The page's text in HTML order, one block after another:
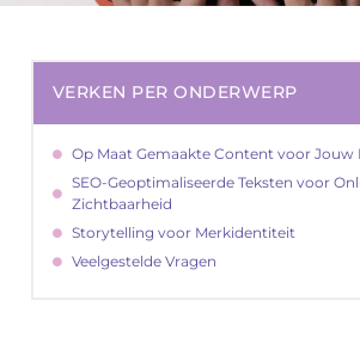
VERKEN PER ONDERWERP
Op Maat Gemaakte Content voor Jouw
SEO-Geoptimaliseerde Teksten voor
Zichtbaarheid
Storytelling voor Merkidentiteit
Veelgestelde Vragen